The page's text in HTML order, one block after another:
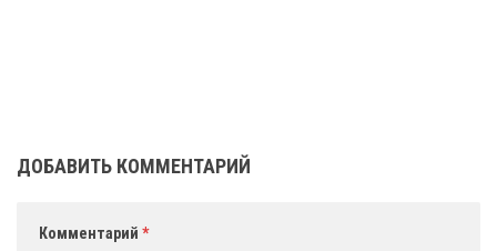
ДОБАВИТЬ КОММЕНТАРИЙ
Комментарий *